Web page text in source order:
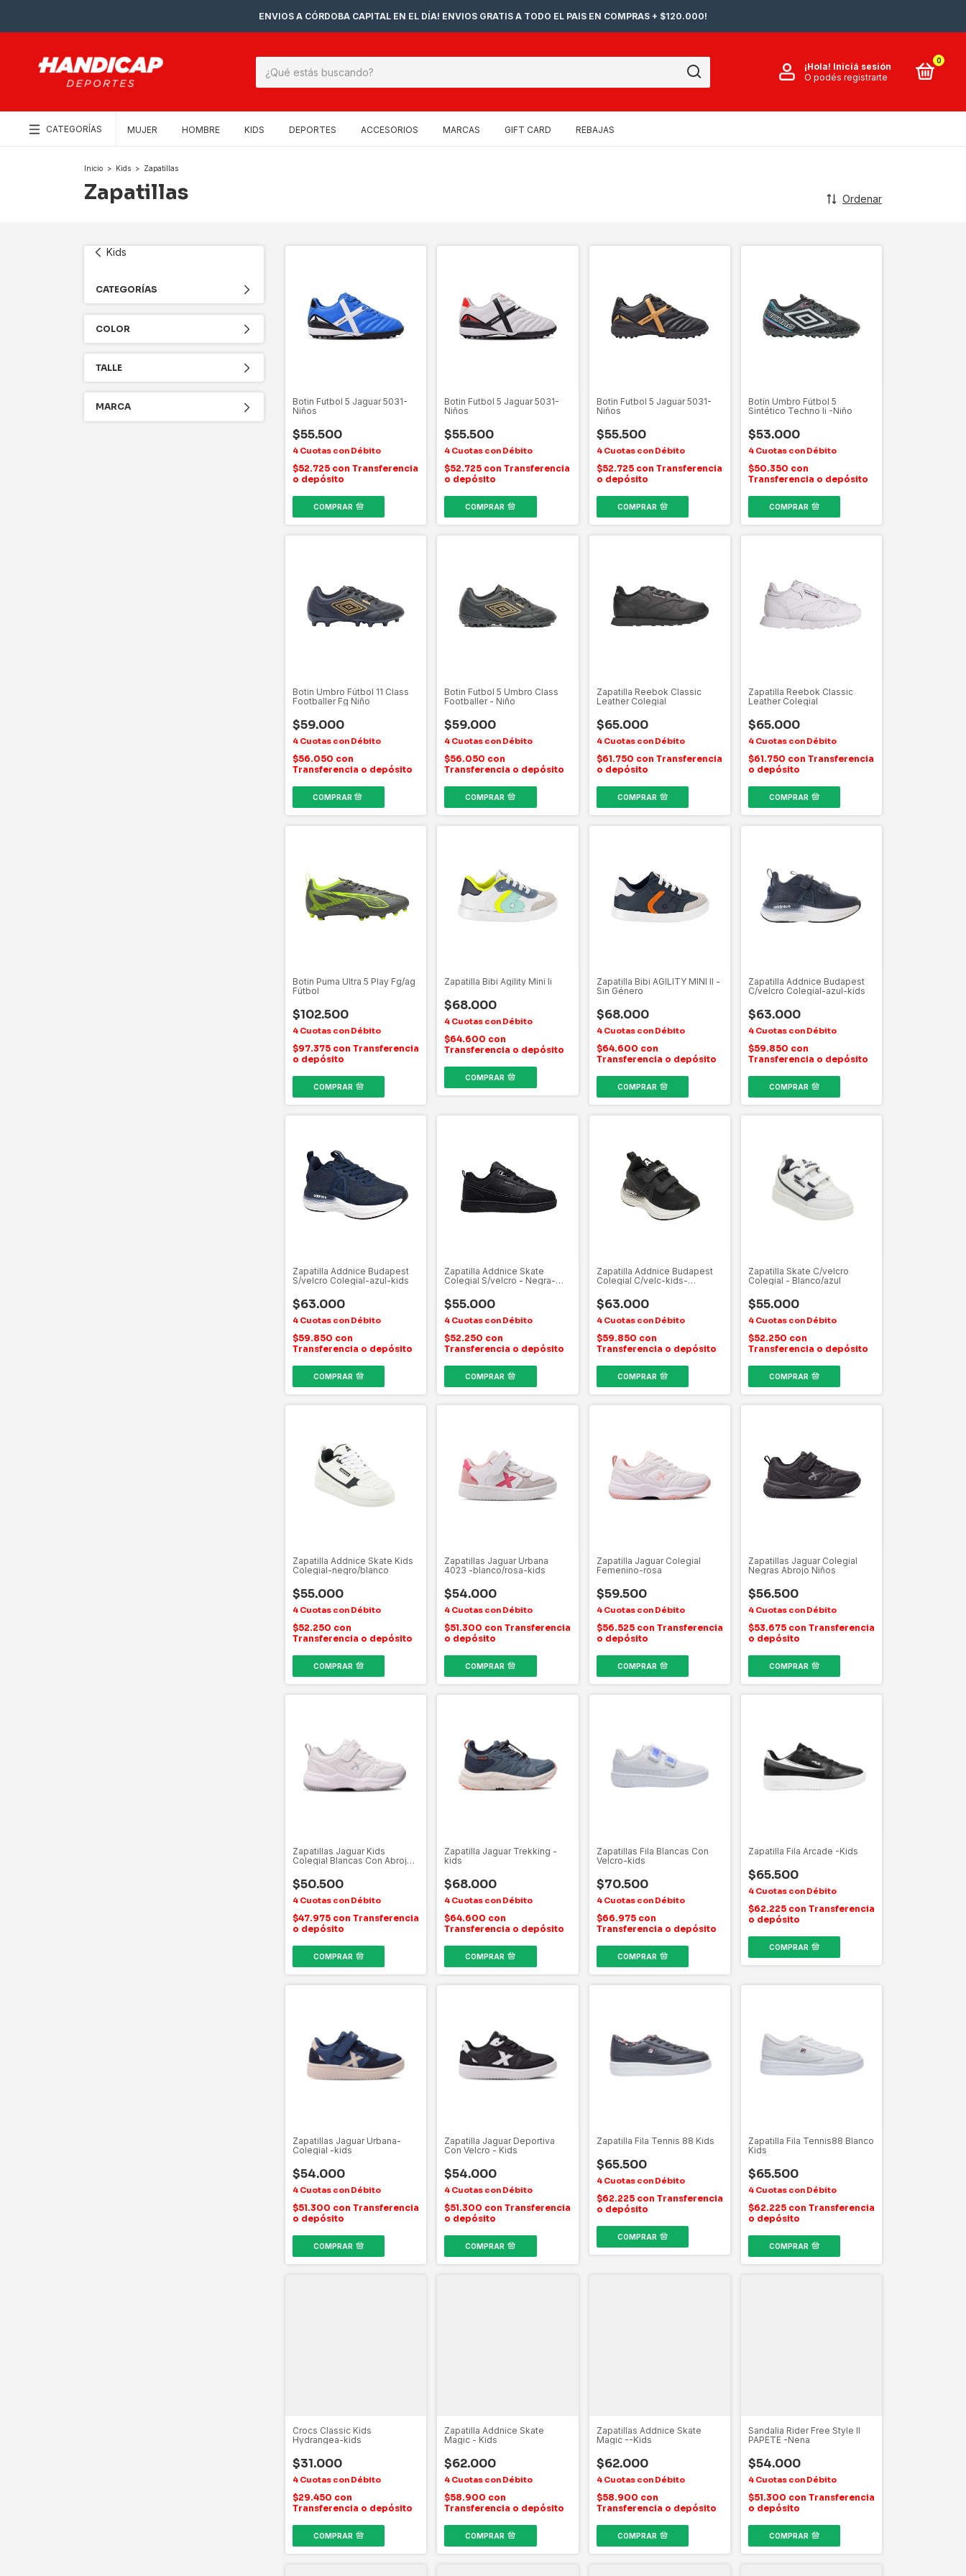
ENVIOS A CÓRDOBA CAPITAL EN EL DÍA! ENVIOS GRATIS A TODO EL PAIS EN COMPRAS + $120.000!
¡Hola! Iniciá sesión
O podés registrarte
0
CATEGORÍAS MUJER HOMBRE KIDS DEPORTES ACCESORIOS MARCAS GIFT CARD REBAJAS
Inicio > Kids > Zapatillas
Zapatillas Ordenar
Kids
CATEGORÍAS
COLOR
TALLE
MARCA
Botin Futbol 5 Jaguar 5031-
Niños
$55.500
$52.725 con Transferencia
o depósito
COMPRAR
Botin Futbol 5 Jaguar 5031-
Niños
$55.500
$52.725 con Transferencia
o depósito
COMPRAR
Botin Futbol 5 Jaguar 5031-
Niños
$55.500
$52.725 con Transferencia
o depósito
COMPRAR
Botín Umbro Fútbol 5
Sintético Techno Ii -Niño
$53.000
$50.350 con
Transferencia o depósito
COMPRAR
Botin Umbro Fútbol 11 Class
Footballer Fg Niño
$59.000
$56.050 con
Transferencia o depósito
Botin Futbol 5 Umbro Class
Footballer - Niño
$59.000
$56.050 con
Transferencia o depósito
COMPRAR
Zapatilla Reebok Classic
Leather Colegial
$65.000
$61.750 con Transferencia
o depósito
COMPRAR
Zapatilla Reebok Classic
Leather Colegial
$65.000
$61.750 con Transferencia
o depósito
COMPRAR
Botin Puma Ultra 5 Play Fg/ag
Fútbol
$102.500
$97.375 con Transferencia
o depósito
COMPRAR
Zapatilla Bibi Agility Mini Ii
$68.000
$64.600 con
Transferencia o depósito
COMPRAR
Zapatilla Bibi AGILITY MINI II -
Sin Género
$68.000
$64.600 con
Transferencia o depósito
COMPRAR
Zapatilla Addnice Budapest
C/velcro Colegial-azul-kids
$63.000
$59.850 con
Transferencia o depósito
COMPRAR
Zapatilla Addnice Budapest
S/velcro Colegial-azul-kids
$63.000
$59.850 con
Transferencia o depósito
COMPRAR
Zapatilla Addnice Skate
Colegial S/velcro - Negra-
$55.000
$52.250 con
Transferencia o depósito
COMPRAR
Zapatilla Addnice Budapest
Colegial C/velc-kids-
$63.000
$59.850 con
Transferencia o depósito
COMPRAR
Zapatilla Skate C/velcro
Colegial - Blanco/azul
$55.000
$52.250 con
Transferencia o depósito
COMPRAR
Zapatilla Addnice Skate Kids
Colegial-negro/blanco
$55.000
$52.250 con
Transferencia o depósito
COMPRAR
Zapatillas Jaguar Urbana
4023 -blanco/rosa-kids
$54.000
$51.300 con Transferencia
o depósito
COMPRAR
Zapatilla Jaguar Colegial
Femenino-rosa
$59.500
$56.525 con Transferencia
o depósito
COMPRAR
Zapatillas Jaguar Colegial
Negras Abrojo Niños
$56.500
$53.675 con Transferencia
o depósito
COMPRAR
Zapatillas Jaguar Kids
Colegial Blancas Con Abrojo
$50.500
$47.975 con Transferencia
o depósito
COMPRAR
Zapatilla Jaguar Trekking -
kids
$68.000
$64.600 con
Transferencia o depósito
COMPRAR
Zapatillas Fila Blancas Con
Velcro-kids
$70.500
$66.975 con
Transferencia o depósito
COMPRAR
Zapatilla Fila Arcade -Kids
$65.500
$62.225 con Transferencia
o depósito
COMPRAR
Zapatillas Jaguar Urbana-
Colegial -kids
$54.000
$51.300 con Transferencia
o depósito
COMPRAR
Zapatilla Jaguar Deportiva
Con Velcro - Kids
$54.000
$51.300 con Transferencia
o depósito
COMPRAR
Zapatilla Fila Tennis 88 Kids
$65.500
$62.225 con Transferencia
o depósito
COMPRAR
Zapatilla Fila Tennis88 Blanco
Kids
$65.500
$62.225 con Transferencia
o depósito
COMPRAR
Crocs Classic Kids
Hydrangea-kids
$31.000
$29.450 con
Transferencia o depósito
COMPRAR
Zapatilla Addnice Skate
Magic - Kids
$62.000
$58.900 con
Transferencia o depósito
COMPRAR
Zapatillas Addnice Skate
Magic --Kids
$62.000
$58.900 con
Transferencia o depósito
COMPRAR
Sandalia Rider Free Style II
PAPETE -Nena
$54.000
$51.300 con Transferencia
o depósito
COMPRAR